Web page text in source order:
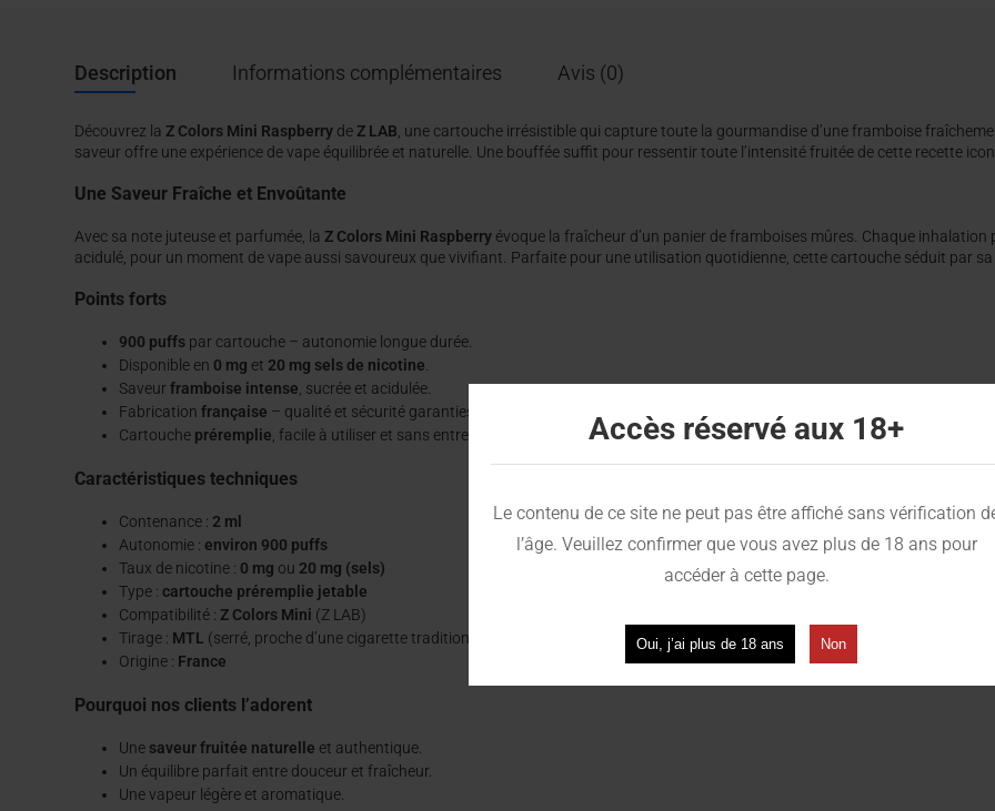
Description Informations complémentaires Avis (0)
Découvrez la Z Colors Mini Raspberry de Z LAB , une cartouche irrésistible qui capture toute la gourmandise d’une framboise
saveur offre une expérience de vape équilibrée et naturelle. Une bouffée suffit pour ressentir toute l’intensité fruitée de cette recette
Une Saveur Fraîche et Envoûtante
Avec sa note juteuse et parfumée, la Z Colors Mini Raspberry évoque la fraîcheur d’un panier de framboises mûres. Chaque
acidulé, pour un moment de vape aussi savoureux que vivifiant. Parfaite pour une utilisation quotidienne, cette cartouche séduit par
Points forts
900 puffs par cartouche – autonomie longue durée.
Disponible en 0 mg et 20 mg sels de nicotine.
Saveurframboise intense, sucrée et acidulée.
Fabrication française – qualité et sécurité garanties.
Cartouche préremplie, facile à utiliser et sans entretien.
Caractéristiques techniques
Contenance : 2 ml
Autonomie : environ 900 puffs
Taux de nicotine : 0 mg ou 20 mg (sels)
Type : cartouche préremplie jetable
Compatibilité : Z Colors Mini (Z LAB)
Tirage : MTL (serré, proche d’une cigarette traditionnelle)
Origine : France
Pourquoi nos clients l’adorent
Une saveur fruitée naturelle et authentique.
Un équilibre parfait entre douceur et fraîcheur.
Une vapeur légère et aromatique.
Accès réservé aux 18+
Le contenu de ce site ne peut pas être affiché sans vérification
l’âge. Veuillez confirmer que vous avez plus de 18 ans pour
accéder à cette page.
Oui, j’ai plus de 18 ans Non